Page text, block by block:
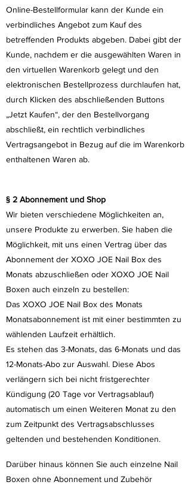
Online-Bestellformular kann der Kunde ein
verbindliches Angebot zum Kauf des
betreffenden Produkts abgeben. Dabei gibt der
Kunde, nachdem er die ausgewählten Waren in
den virtuellen Warenkorb gelegt und den
elektronischen Bestellprozess durchlaufen hat,
durch Klicken des abschließenden Buttons
„Jetzt Kaufen“, der den Bestellvorgang
abschließt, ein rechtlich verbindliches
Vertragsangebot in Bezug auf die im Warenkorb
enthaltenen Waren ab.
§ 2 Abonnement und Shop
Wir bieten verschiedene Möglichkeiten an,
unsere Produkte zu erwerben. Sie haben die
Möglichkeit, mit uns einen Vertrag über das
Abonnement der XOXO JOE Nail Box des
Monats abzuschließen oder XOXO JOE Nail
Boxen auch einzeln zu bestellen:
Das XOXO JOE Nail Box des Monats
Monatsabonnement ist mit einer bestimmten zu
wählenden Laufzeit erhältlich.
Es stehen das 3-Monats, das 6-Monats und das
12-Monats-Abo zur Auswahl. Diese Abos
verlängern sich bei nicht fristgerechter
Kündigung (20 Tage vor Vertragsablauf)
automatisch um einen Weiteren Monat zu den
zum Zeitpunkt des Vertragsabschlusses
geltenden und bestehenden Konditionen.
Darüber hinaus können Sie auch einzelne Nail
Boxen ohne Abonnement und Zubehör